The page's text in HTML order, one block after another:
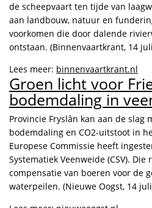
de scheepvaart ten tijde van
aan landbouw, natuur en
voorkomen die door dalende
ontstaan. (Binnenvaartkrant, 14
Lees meer: binnenvaartkrant.nl
Groen licht voor
bodemdaling in
Provincie Fryslân kan aan de slag
bodemdaling en CO2-uitstoot in
Europese Commissie heeft
Systematiek Veenweide (CSV).
compensatie van boeren voor de
waterpeilen. (Nieuwe Oogst, 14